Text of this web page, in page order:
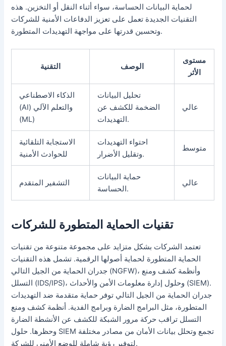
لحماية البيانات الحساسة، سواء أثناء النقل أو التخزين. هذه
التقنيات الجديدة تعمل على تعزيز الدفاعات الأمنية للشركات
وتحسين قدرتها على مواجهة التهديدات المتطورة.
التقنية الوصف
مستوى
الأثر
الذكاء الاصطناعي
(AI) والتعلم الآلي
(ML)
تحليل البيانات
الضخمة للكشف عن
التهديدات.
عالي
الاستجابة التلقائية
للحوادث الأمنية
احتواء التهديدات
وتقليل الأضرار.
متوسط
التشفير المتقدم
حماية البيانات
الحساسة.
عالي
تقنيات الحماية المتطورة للشركات
تعتمد الشركات بشكل متزايد على مجموعة متنوعة من تقنيات
الحماية المتطورة لحماية أصولها الرقمية. تشمل هذه التقنيات
جدران الحماية من الجيل التالي (NGFW)، وأنظمة كشف ومنع
التسلل (IDS/IPS)، وحلول إدارة معلومات الأمن والأحداث (SIEM).
جدران الحماية من الجيل التالي توفر حماية متقدمة ضد التهديدات
المتطورة، مثل البرامج الضارة وبرامج الفدية. أنظمة كشف ومنع
التسلل تراقب حركة مرور الشبكة للكشف عن الأنشطة الضارة
وحظرها. حلول SIEM تجمع وتحلل بيانات الأمان من مصادر مختلفة
لتوفير رؤية شاملة للوضع الأمني للشركة.